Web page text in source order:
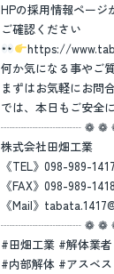
HPの採用情報ページ
ご確認ください
https://
何か気になる事やご
まずはお気軽にお問
では、本日もご安全に
┈┈┈┈┈┈┈ ❁ ❁
株式会社田畑工業
《TEL》098-989-1417
《FAX》098-989-1418
《Mail》
┈┈┈┈┈┈┈ ❁ ❁
#田畑工業 #解体業
#内部解体 #アスベ